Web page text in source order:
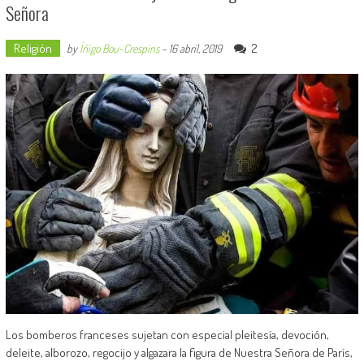
Señora
Religión byÍñigo Bou-Crespins- 16 abril, 2019 2
Los bomberos franceses sujetan con especial pleitesía, devoción,
deleite, alborozo, regocijo y algazara la figura de Nuestra Señora de París,